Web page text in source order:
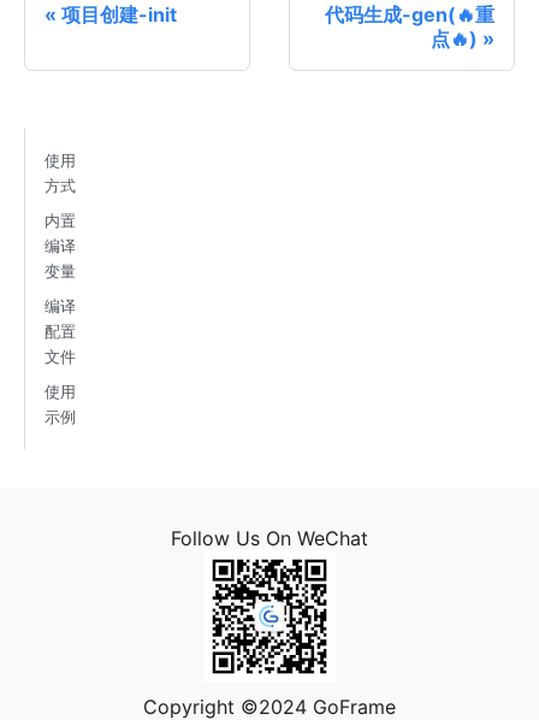
项目创建-init
代码生成-gen(🔥重
点🔥)
使用
方式
内置
编译
变量
编译
配置
文件
使用
示例
Follow Us On WeChat
Copyright ©2024 GoFrame